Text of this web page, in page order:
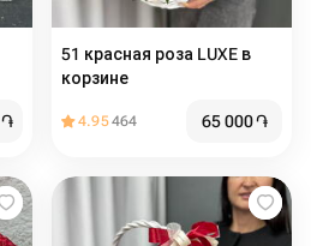
֏
51 красная роза LUXE в
корзине
4.95464 65 000֏